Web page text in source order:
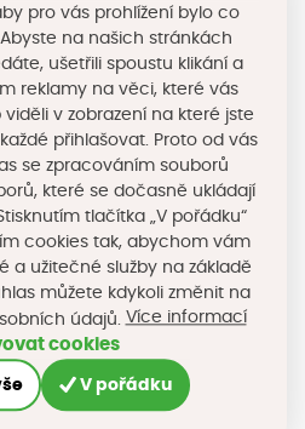
v rámci kterého dojde k
v Hradci Králové.
naleznete zde
sociálních sítích
pro vás prohlížení bylo co
na našich stránkách
ušetřili spoustu klikání a
reklamy na věci, které vás
v zobrazení na které jste
přihlašovat. Proto od vás
se zpracováním souborů
které se dočasně ukládají
tlačítka „V pořádku“
cookies tak, abychom vám
a užitečné služby na základě
můžete kdykoli změnit na
údajů. Více informací
cookies
V pořádku